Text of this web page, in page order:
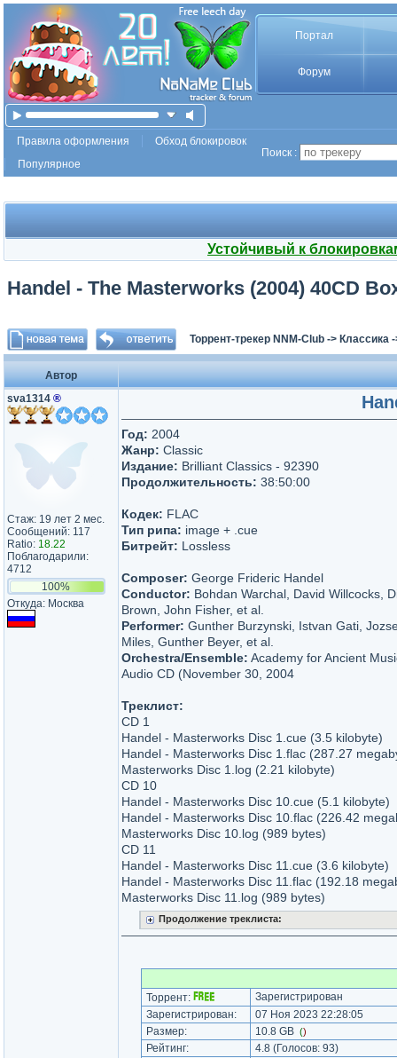
Портал
Форум
Правила оформления
Обход блокировок
Популярное
Поиск :
Устойчивый к
Handel - The Masterworks (2004) 40CD
Торрент-трекер NNM-Club -> Классика
Автор
sva1314 ®
Стаж: 19 лет 2 мес.
Сообщений: 117
Ratio: 18.22
Поблагодарили:
4712
100%
Откуда: Москва
Год: 2004
Жанр: Classic
Издание: Brilliant Classics - 92390
Продолжительность: 38:50:00
Кодек: FLAC
Тип рипа: image + .cue
Битрейт: Lossless
Composer: George Frideric Handel
Conductor: Bohdan Warchal, David Willcocks,
Brown, John Fisher, et al.
Performer: Gunther Burzynski, Istvan Gati,
Miles, Gunther Beyer, et al.
Orchestra/Ensemble: Academy for Ancient
Audio CD (November 30, 2004
Треклист:
CD 1
Handel - Masterworks Disc 1.cue (3.5 kilobyte)
Handel - Masterworks Disc 1.flac (287.27
Masterworks Disc 1.log (2.21 kilobyte)
CD 10
Handel - Masterworks Disc 10.cue (5.1 kilobyte)
Handel - Masterworks Disc 10.flac (226.42
Masterworks Disc 10.log (989 bytes)
CD 11
Handel - Masterworks Disc 11.cue (3.6 kilobyte)
Handel - Masterworks Disc 11.flac (192.18
Masterworks Disc 11.log (989 bytes)
Продолжение треклиста:
Торрент:
Зарегистрирован
Зарегистрирован:
07 Ноя 2023 22:28:05
Размер:
10.8 GB ()
Рейтинг: 4.8 (Голосов: 93)